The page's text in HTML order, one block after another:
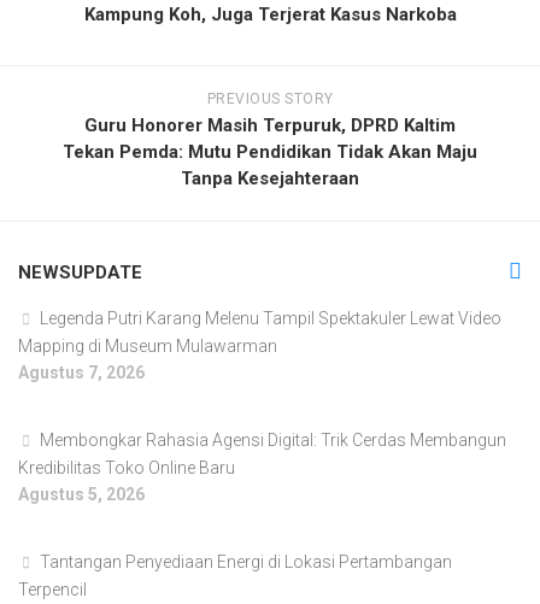
Kampung Koh, Juga Terjerat Kasus Narkoba
PREVIOUS STORY
Guru Honorer Masih Terpuruk, DPRD Kaltim
Tekan Pemda: Mutu Pendidikan Tidak Akan Maju
Tanpa Kesejahteraan
NEWSUPDATE
Legenda Putri Karang Melenu Tampil Spektakuler Lewat Video
Mapping di Museum Mulawarman
Agustus 7, 2026
Membongkar Rahasia Agensi Digital: Trik Cerdas Membangun
Kredibilitas Toko Online Baru
Agustus 5, 2026
Tantangan Penyediaan Energi di Lokasi Pertambangan
Terpencil